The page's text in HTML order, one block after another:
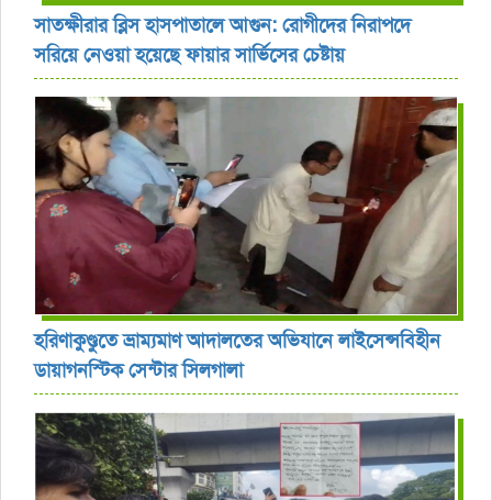
সাতক্ষীরার ব্লিস হাসপাতালে আগুন: রোগীদের নিরাপদে
সরিয়ে নেওয়া হয়েছে ফায়ার সার্ভিসের চেষ্টায়
হরিণাকুণ্ডুতে ভ্রাম্যমাণ আদালতের অভিযানে লাইসেন্সবিহীন
ডায়াগনস্টিক সেন্টার সিলগালা